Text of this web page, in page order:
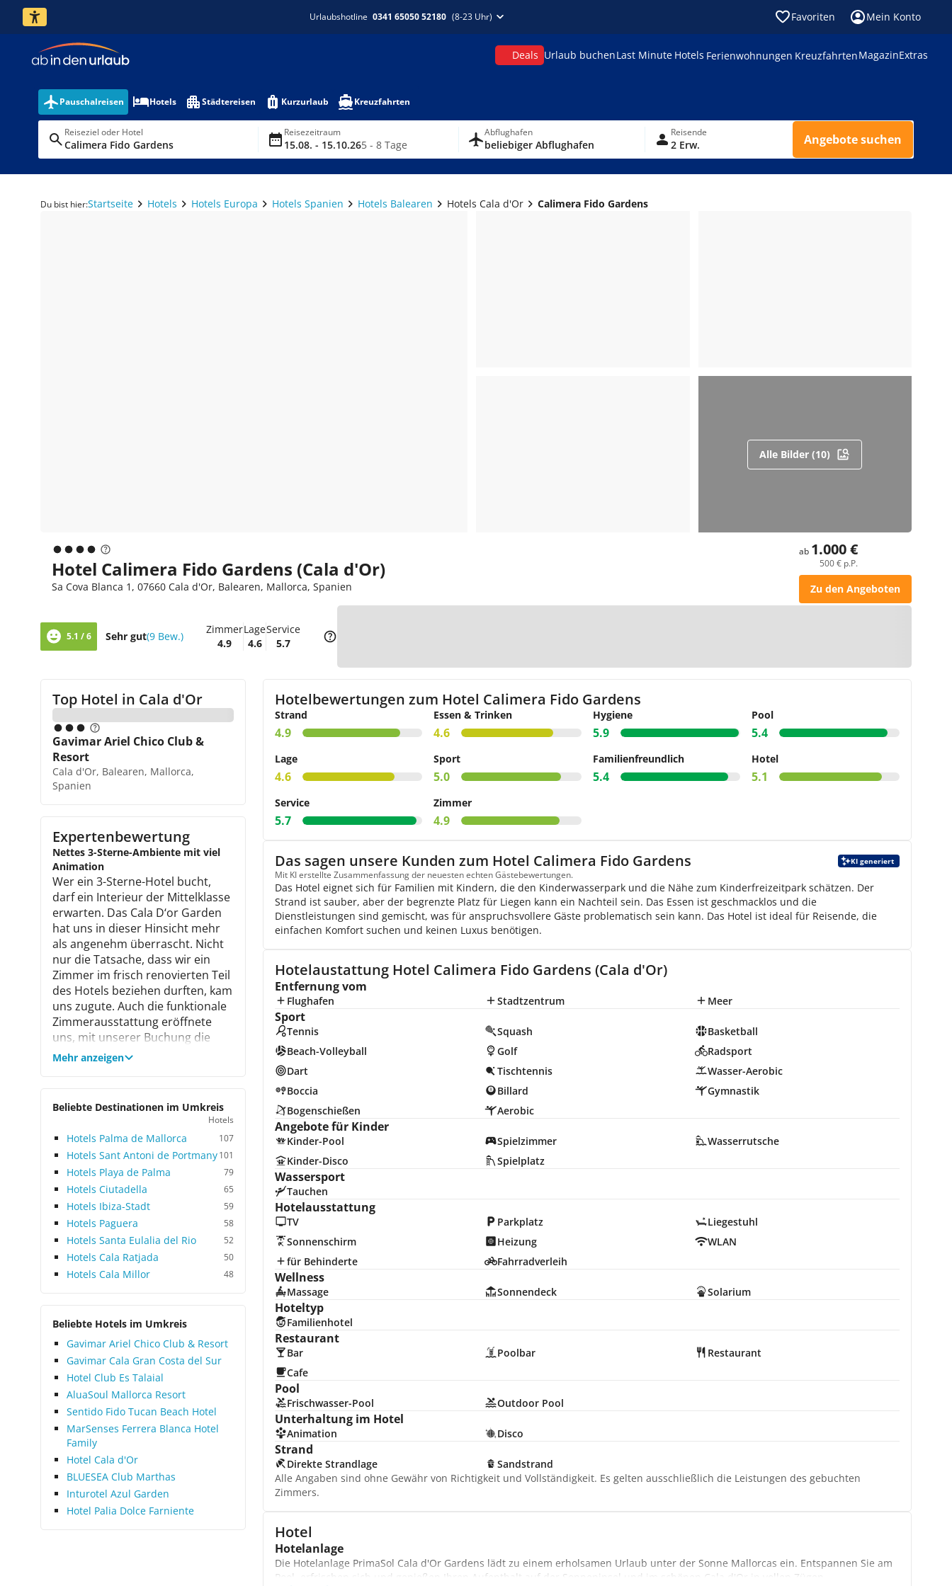
Urlaubshotline 0341 65050 52180 (8-23 Uhr) Favoriten Mein Konto
Deals Urlaub buchenLast Minute Hotels Ferienwohnungen KreuzfahrtenMagazinExtras
Pauschalreisen Hotels Städtereisen Kurzurlaub Kreuzfahrten
Reiseziel oder Hotel
Calimera Fido Gardens
Reisezeitraum
15.08. - 15.10.265 - 8 Tage
Abflughafen
beliebiger Abflughafen
Reisende
2 Erw. Angebote suchen
Du bist hier:Startseite Hotels Hotels Europa Hotels Spanien Hotels Balearen Hotels Cala d'Or Calimera Fido Gardens
Alle Bilder (10)
Hotel Calimera Fido Gardens (Cala d'Or)
Sa Cova Blanca 1, 07660 Cala d'Or, Balearen, Mallorca, Spanien
ab 1.000 €
500 € p.P.
Zu den Angeboten
5.1 / 6 Sehr gut(9 Bew.)
Zimmer
4.9
Lage
4.6
Service
5.7
Top Hotel in Cala d'Or
Gavimar Ariel Chico Club &
Resort
Cala d'Or, Balearen, Mallorca,
Spanien
Expertenbewertung
Nettes 3-Sterne-Ambiente mit viel
Animation
Wer ein 3-Sterne-Hotel bucht,
darf ein Interieur der Mittelklasse
erwarten. Das Cala D‘or Garden
hat uns in dieser Hinsicht mehr
als angenehm überrascht. Nicht
nur die Tatsache, dass wir ein
Zimmer im frisch renovierten Teil
des Hotels beziehen durften, kam
uns zugute. Auch die funktionale
Zimmerausstattung eröffnete
uns, mit unserer Buchung die
richtige Wahl getroffen zu haben.
Die traumhafte Lage des Hotels
Das etwa 2 km entfernte Zentrum
des pittoresken Ortes Cala d‘Or
und die malerische Bucht Cala
Egos eröffnen viele
Möglichkeiten, Kultur und
mallorquinisches Flair zu tanken.
Der Strand ist innerhalb weniger
Minuten problemlos zu Fuß
erreichbar. Wer anschließend die
Shoppingangebote des Ortes
nutzen möchte, gelangt mit einer
urigen Bimmelbahn zu den
abwechslungsreich. Gewünscht
einheimische Spezialitäten.
Allerdings konnten wie die heiß
geliebten Tapas in einer
Strandbodega genießen. Das
Hotel erweist sich, aufgrund
seines pulsierenden
Animationsprogramms, als ideal
für erlebnishungrige Familien
und junge Leute. Zumal es vor
23:00 Uhr nicht wirklich ruhig
wird, ist eine gewisse Portion
Mehr anzeigen
Beliebte Destinationen im Umkreis
Hotels
Hotels Palma de Mallorca 107
Hotels Sant Antoni de Portmany101
Hotels Playa de Palma 79
Hotels Ciutadella 65
Hotels Ibiza-Stadt 59
Hotels Paguera 58
Hotels Santa Eulalia del Rio 52
Hotels Cala Ratjada 50
Hotels Cala Millor 48
Beliebte Hotels im Umkreis
Gavimar Ariel Chico Club & Resort
Gavimar Cala Gran Costa del Sur
Hotel Club Es Talaial
AluaSoul Mallorca Resort
Sentido Fido Tucan Beach Hotel
MarSenses Ferrera Blanca Hotel
Family
Hotel Cala d'Or
BLUESEA Club Marthas
Inturotel Azul Garden
Hotel Palia Dolce Farniente
Hotelbewertungen zum Hotel Calimera Fido Gardens
Strand
4.9
Essen & Trinken
4.6
Hygiene
5.9
Pool
5.4
Lage
4.6
Sport
5.0
Familienfreundlich
5.4
Hotel
5.1
Service
5.7
Zimmer
4.9
Das sagen unsere Kunden zum Hotel Calimera Fido Gardens KI generiert
Mit KI erstellte Zusammenfassung der neuesten echten Gästebewertungen.
Das Hotel eignet sich für Familien mit Kindern, die den Kinderwasserpark und die Nähe zum Kinderfreizeitpark schätzen. Der
Strand ist sauber, aber der begrenzte Platz für Liegen kann ein Nachteil sein. Das Essen ist geschmacklos und die
Dienstleistungen sind gemischt, was für anspruchsvollere Gäste problematisch sein kann. Das Hotel ist ideal für Reisende, die
einfachen Komfort suchen und keinen Luxus benötigen.
Hotelaustattung Hotel Calimera Fido Gardens (Cala d'Or)
Entfernung vom
Flughafen Stadtzentrum Meer
Sport
Tennis Squash
Basketball
Beach-Volleyball
Golf
Radsport
Dart
Tischtennis
Wasser-Aerobic
Boccia
Billard
Gymnastik
Bogenschießen
Aerobic
Angebote für Kinder
Kinder-Pool Spielzimmer
Wasserrutsche
Kinder-Disco
Spielplatz
Wassersport
Tauchen
Hotelausstattung
TV Parkplatz
Liegestuhl
Sonnenschirm
Heizung
WLAN
für Behinderte
Fahrradverleih
Wellness
Massage Sonnendeck Solarium
Hoteltyp
Familienhotel
Restaurant
Bar Poolbar
Restaurant
Cafe
Pool
Frischwasser-Pool Outdoor Pool
Unterhaltung im Hotel
Animation Disco
Strand
Direkte Strandlage
Sandstrand
Alle Angaben sind ohne Gewähr von Richtigkeit und Vollständigkeit. Es gelten ausschließlich die Leistungen des gebuchten
Zimmers.
Hotel
Hotelanlage
Die Hotelanlage PrimaSol Cala d'Or Gardens lädt zu einem erholsamen Urlaub unter der Sonne Mallorcas ein. Entspannen Sie am
Pool, erfrischen sich und genießen Ihren Aufenthalt auf der Sonneninsel und im schönen Cala d'Or in vollen Zügen.